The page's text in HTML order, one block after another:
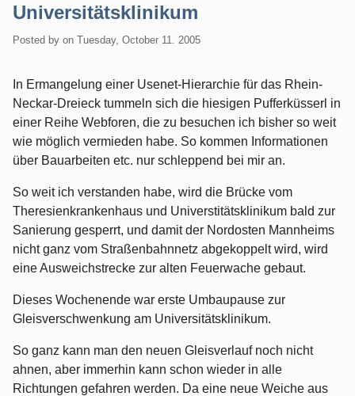
Universitätsklinikum
Posted by on Tuesday, October 11. 2005
In Ermangelung einer Usenet-Hierarchie für das Rhein-
Neckar-Dreieck tummeln sich die hiesigen Pufferküsserl in
einer Reihe Webforen, die zu besuchen ich bisher so weit
wie möglich vermieden habe. So kommen Informationen
über Bauarbeiten etc. nur schleppend bei mir an.
So weit ich verstanden habe, wird die Brücke vom
Theresienkrankenhaus und Universtitätsklinikum bald zur
Sanierung gesperrt, und damit der Nordosten Mannheims
nicht ganz vom Straßenbahnnetz abgekoppelt wird, wird
eine Ausweichstrecke zur alten Feuerwache gebaut.
Dieses Wochenende war erste Umbaupause zur
Gleisverschwenkung am Universitätsklinikum.
So ganz kann man den neuen Gleisverlauf noch nicht
ahnen, aber immerhin kann schon wieder in alle
Richtungen gefahren werden. Da eine neue Weiche aus